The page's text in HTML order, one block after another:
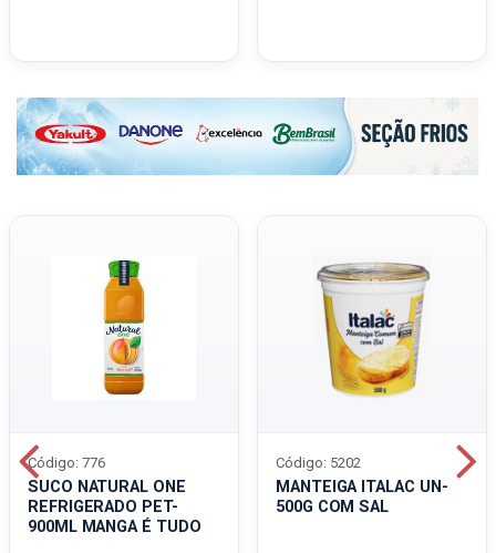
SUCO NATURAL ONE
REFRIGERADO PET-
900ML MANGA É TUDO
Código: 776
MANTEIGA ITALAC UN-
500G COM SAL
Código: 5202